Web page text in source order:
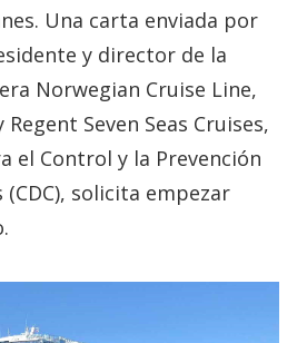
Una carta enviada por
y director de la
Norwegian Cruise Line,
Seven Seas Cruises,
el Control y la Prevención
solicita empezar